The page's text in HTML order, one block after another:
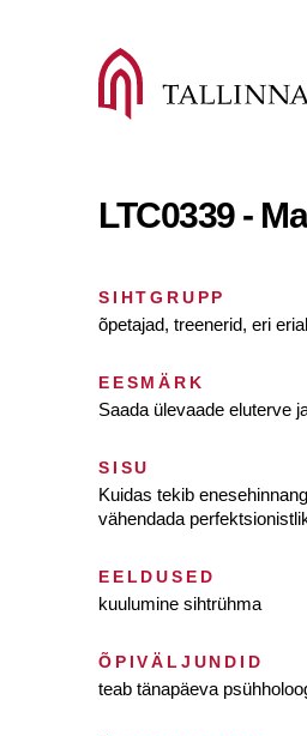
LTC0339 -
SIHTGRUPP
õpetajad, treenerid, eri
EESMÄRK
Saada ülevaade eluterve
SISU
Kuidas tekib
vähendada
EELDUSED
kuulumine sihtrühma
ÕPIVÄLJUNDID
teab tänapäeva